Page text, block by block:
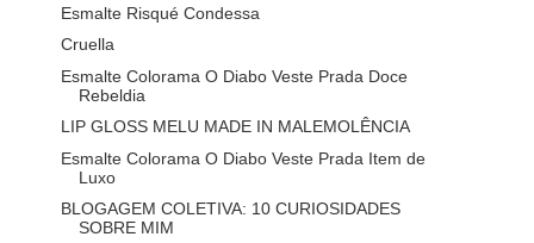
Esmalte Risqué Condessa
Cruella
Esmalte Colorama O Diabo Veste Prada Doce
Rebeldia
LIP GLOSS MELU MADE IN MALEMOLÊNCIA
Esmalte Colorama O Diabo Veste Prada Item de
Luxo
BLOGAGEM COLETIVA: 10 CURIOSIDADES
SOBRE MIM